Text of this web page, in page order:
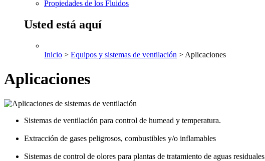
Propiedades de los Fluidos
Usted está aquí
Inicio > Equipos y sistemas de ventilación > Aplicaciones
Aplicaciones
Sistemas de ventilación para control de humead y temperatura.
Extracción de gases peligrosos, combustibles y/o inflamables
Sistemas de control de olores para plantas de tratamiento de aguas residuales